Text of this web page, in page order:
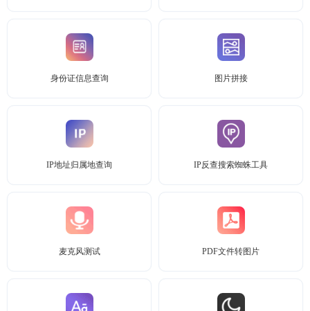
身份证信息查询 图片拼接
IP地址归属地查询 IP反查搜索蜘蛛工具
麦克风测试 PDF文件转图片